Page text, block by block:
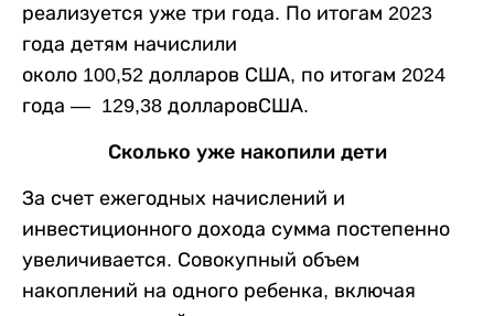
реализуется уже три года. По итогам 2023
года детям начислили
около 100,52 долларов США, по итогам 2024
года — 129,38 долларовСША.
Сколько уже накопили дети
За счет ежегодных начислений и
инвестиционного дохода сумма постепенно
увеличивается. Совокупный объем
накоплений на одного ребенка, включая